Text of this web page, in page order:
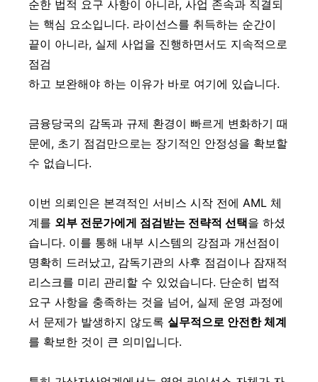
순한 법적 요구 사항이 아니라, 사업 존속과 직결되
는 핵심 요소입니다. 라이선스를 취득하는 순간이
끝이 아니라, 실제 사업을 진행하면서도 지속적으로
점검
하고 보완해야 하는 이유가 바로 여기에 있습니다.
금융당국의 감독과 규제 환경이 빠르게 변화하기 때
문에, 초기 점검만으로는 장기적인 안정성을 확보할
수 없습니다.
이번 의뢰인은 본격적인 서비스 시작 전에 AML 체
계를 외부 전문가에게 점검받는 전략적 선택을 하셨
습니다. 이를 통해 내부 시스템의 강점과 개선점이
명확히 드러났고, 감독기관의 사후 점검이나 잠재적
리스크를 미리 관리할 수 있었습니다. 단순히 법적
요구 사항을 충족하는 것을 넘어, 실제 운영 과정에
서 문제가 발생하지 않도록 실무적으로 안전한 체계
를 확보한 것이 큰 의미입니다.